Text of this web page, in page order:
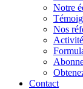
Notre
Nos
Contact